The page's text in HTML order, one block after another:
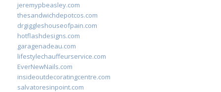
jeremypbeasley.com
thesandwichdepotcos.com
drgiggleshouseofpain.com
hotflashdesigns.com
garagenadeau.com
lifestylechauffeurservice.com
EverNewNails.com
insideoutdecoratingcentre.com
salvatoresinpoint.com